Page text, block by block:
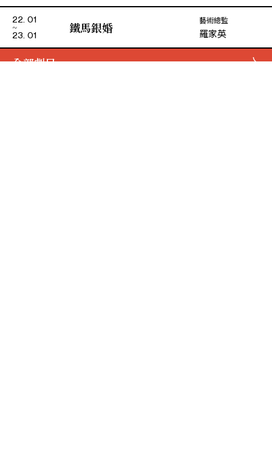
演期二 小冊子
22. 01
23. 01
鐵馬銀婚 藝術總監
羅家英
全部劇目